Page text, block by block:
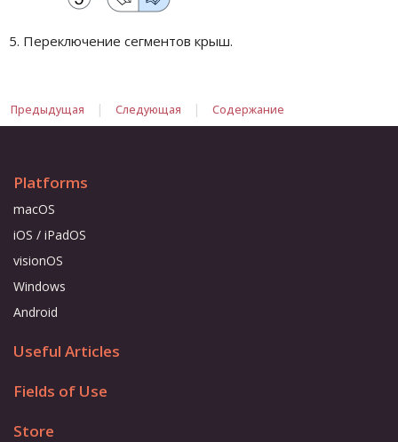
5. Переключение сегментов крыш.
Предыдущая | Следующая | Содержание
Platforms
macOS
iOS / iPadOS
visionOS
Windows
Android
Useful Articles
Fields of Use
Store